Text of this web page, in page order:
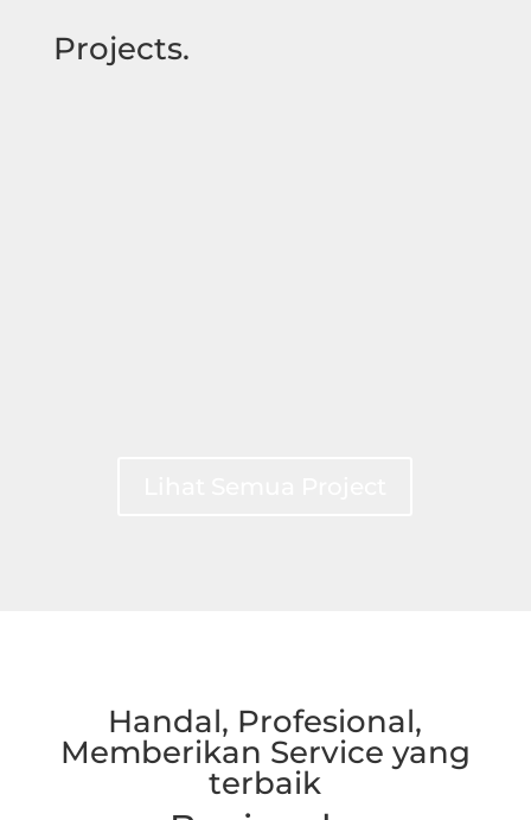
Projects.
Handal, Profesional,
Memberikan Service yang
terbaik